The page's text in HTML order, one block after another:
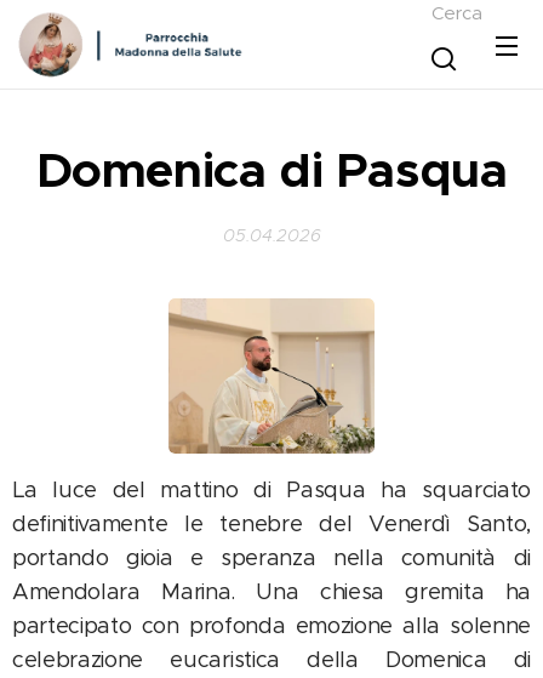
Cerca
Domenica di Pasqua
05.04.2026
La luce del mattino di Pasqua ha squarciato
definitivamente le tenebre del Venerdì Santo,
portando gioia e speranza nella comunità di
Amendolara Marina. Una chiesa gremita ha
partecipato con profonda emozione alla solenne
celebrazione eucaristica della Domenica di